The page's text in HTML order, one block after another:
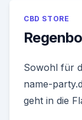
CBD STORE
Sowohl für
name-
geht in die